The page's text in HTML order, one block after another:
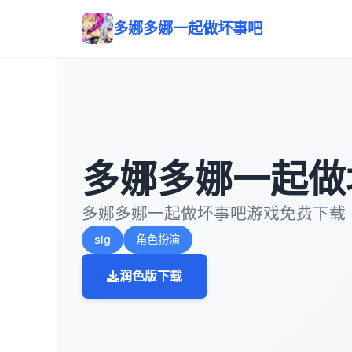
多娜多娜一起做坏事吧
多娜多娜一起
多娜多娜一起做坏事吧游戏免费下载
slg 角色扮演
润色版下载